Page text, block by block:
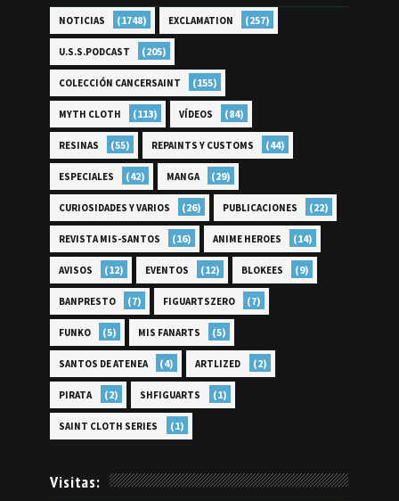
NOTICIAS (1748) EXCLAMATION (257)
U.S.S.PODCAST (205)
COLECCIÓN CANCERSAINT (155)
MYTH CLOTH (113) VÍDEOS (84)
RESINAS (55) REPAINTS Y CUSTOMS (44)
ESPECIALES (42) MANGA (29)
CURIOSIDADES Y VARIOS (26) PUBLICACIONES (22)
REVISTA MIS-SANTOS (16) ANIME HEROES (14)
AVISOS (12) EVENTOS (12) BLOKEES (9)
BANPRESTO (7) FIGUARTSZERO (7)
FUNKO (5) MIS FANARTS (5)
SANTOS DE ATENEA (4) ARTLIZED (2)
PIRATA (2) SHFIGUARTS (1)
SAINT CLOTH SERIES (1)
Visitas: